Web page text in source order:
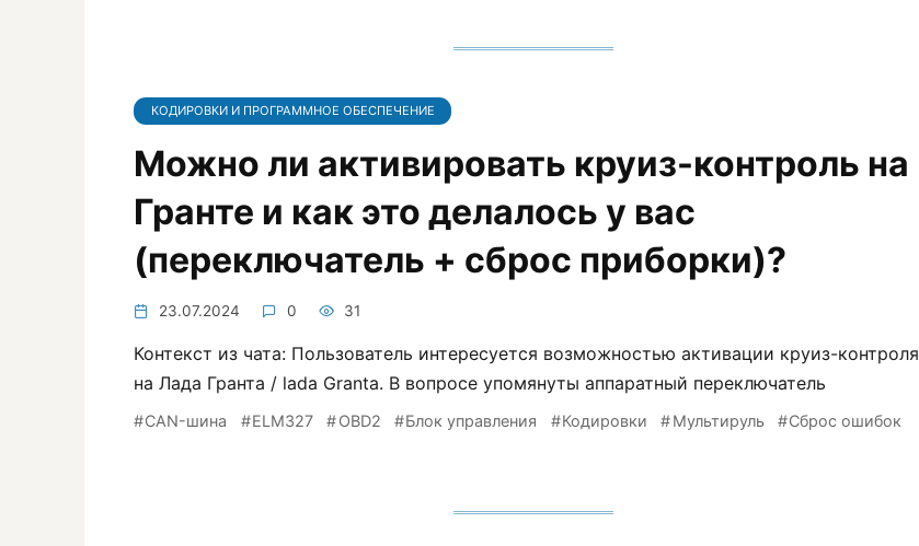
КОДИРОВКИ И ПРОГРАММНОЕ ОБЕСПЕЧЕНИЕ
Можно ли активировать круиз-контроль на
Гранте и как это делалось у вас
(переключатель + сброс приборки)?
23.07.2024 0 31
Контекст из чата: Пользователь интересуется возможностью активации круиз-контроля
на Лада Гранта / lada Granta. В вопросе упомянуты аппаратный переключатель
CAN-шина ELM327 OBD2 Блок управления Кодировки Мультируль Сброс ошибок